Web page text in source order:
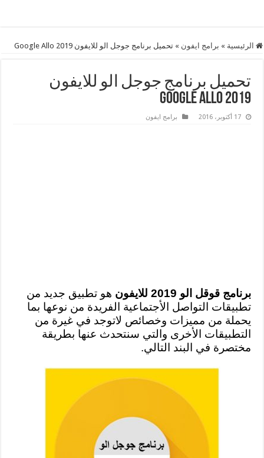
الرئيسية » برامج ايفون » تحميل برنامج جوجل الو للايفون Google Allo 2019
تحميل برنامج جوجل الو للايفون
Google Allo 2019
17 أكتوبر، 2016 برامج ايفون
برنامج قوقل الو 2019 للايفون
هو تطبيق جديد من
تطبيقات التواصل الأجتماعية الفريدة من نوعها بما
يحملة من مميزات وخصائص لاتوجد في غيرة من
التطبيقات الأخرى والتي سنتحدث عنها بطريقة
مختصرة في البند التالي.